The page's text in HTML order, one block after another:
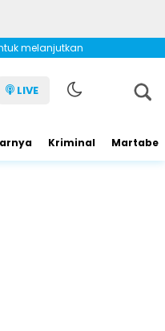
melanjutkan
LIVE
Kriminal Martabe